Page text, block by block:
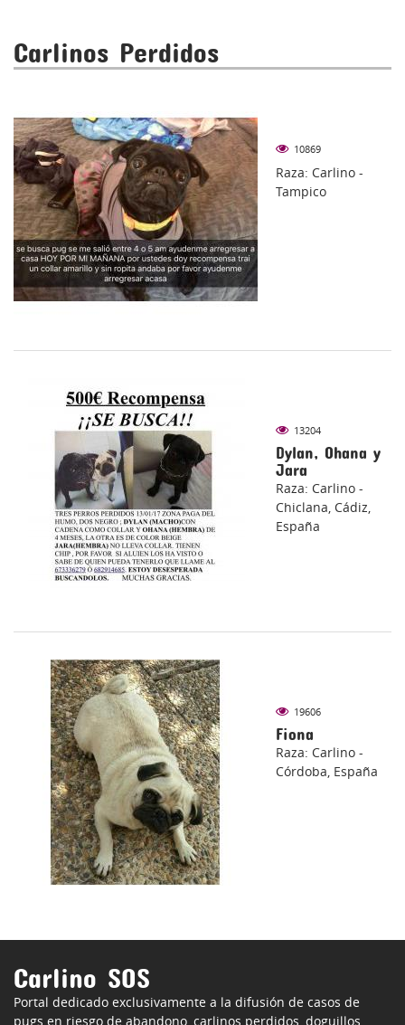
Carlinos Perdidos
10869
Raza: Carlino -
Tampico
13204
Dylan, Ohana y
Jara
Raza: Carlino -
Chiclana, Cádiz,
España
19606
Fiona
Raza: Carlino -
Córdoba, España
Carlino SOS
Portal dedicado exclusivamente a la difusión de casos de
pugs en riesgo de abandono, carlinos perdidos, doguillos